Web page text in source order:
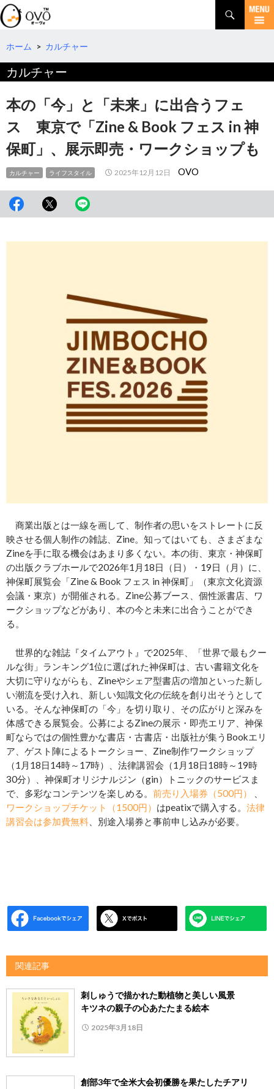
検
索
コ
テ
ツ
へ
動
ホーム > カルチャー
カルチャー
本の「今」と「未来」に出合うフェ
ス 東京で「Zine & Book フェス in 神
保町」、展示即売・ワークショップも
カルチャー ライフスタイル 2025年12月12日 OVO
商業出版とは一線を画して、制作者の思いをストレートに反
映させる個人制作の雑誌、Zine。知ってはいても、さまざまな
Zineを手に取る機会はあまり多くない。本の街、東京・神保町
の出版クラブホールで2026年1月18日（日）・19日（月）に、
神保町展覧会「Zine & Book フェス in 神保町」（東京文化資源
会議・東京）が開催される。Zine公募ブース、個性派書店、ワ
ークショップなどがあり、本の今と未来に出合うことができ
る。
世界的な雑誌『タイムアウト』で2025年、「世界で最もクー
ルな街」ランキング1位に選ばれた神保町は、古い書籍文化を
大切に守りながらも、Zineやシェア型書店の増加といった新し
い潮流を受け入れ、新しい知識文化の伝統を創り出そうとして
いる。そんな神保町の「今」を切り取り、その広がりと深みを
体感できる展覧会。公募によるZineの展示・即売エリア、神保
町ならではの個性豊かな書店・古書店・出版社が集うBookエリ
ア、ゲスト陣によるトークショー、Zine制作ワークショップ
（1月18日14時～17時）、法律講習会（1月18日18時～19時
30分）、神保町オリジナルジン（gin）トニックのサービスま
で、多彩なコンテンツを楽しめる。 前売り入場券（500円）
ワークショップチケット（1500円） はpeatixで購入する。 法律
講習会は参加費無料 、別途入場券と事前申し込みが必要。
関連記事
刺しゅうで描かれた動植物と美しい風景
キツネの親子の心あたたまる絵本
2025年3月18日
創部3年で全米大会初優勝を果たしたチアリ